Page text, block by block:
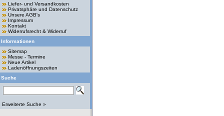
Liefer- und Versandkosten
Privatsphäre und Datenschutz
Unsere AGB's
Impressum
Kontakt
Widerrufsrecht & Widerruf
Informationen
Sitemap
Messe - Termine
Neue Artikel
Ladenöffnungszeiten
Suche
Erweiterte Suche »